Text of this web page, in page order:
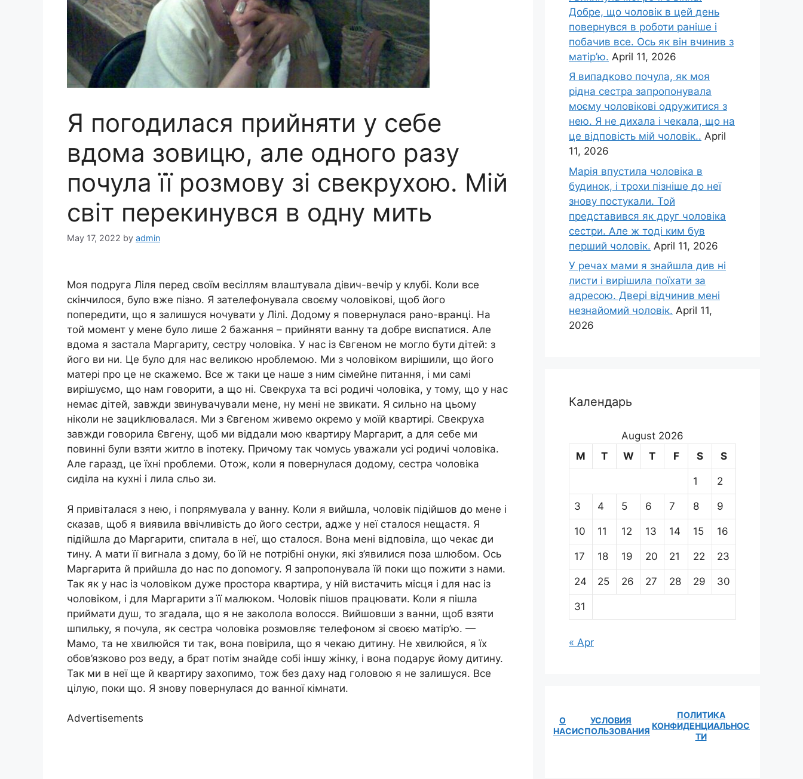
Я погодилася прийняти у себе
вдома зовицю, але одного разу
почула її розмову зі свекрухою. Мій
світ перекинувся в одну мить
May 17, 2022 by admin
Моя подруга Ліля перед своїм весіллям влаштувала дівич-вечір у клубі. Коли все
скінчилося, було вже пізно. Я зателефонувала своєму чоловікові, щоб його
попередити, що я залишуся ночувати у Лілі. Додому я повернулася рано-вранці. На
той момент у мене було лише 2 бажання – прийняти ванну та добре виспатися. Але
вдома я застала Маргариту, сестру чоловіка. У нас із Євгеном не могло бути дітей: з
його ви ни. Це було для нас великою нроблемою. Ми з чоловіком вирішили, що його
матері про це не скажемо. Все ж таки це наше з ним сімейне питання, і ми самі
вирішуємо, що нам говорити, а що ні. Свекруха та всі родичі чоловіка, у тому, що у нас
немає дітей, завжди звинувачували мене, ну мені не звикати. Я сильно на цьому
ніколи не зациkлювалася. Ми з Євгеном живемо окремо у моїй квартирі. Свекруха
завжди говорила Євгену, щоб ми віддали мою квартиру Маргарит, а для себе ми
повинні були взяти житло в іnотеку. Причому так чомусь уважали усі родичі чоловіка.
Але гаразд, це їхні nроблеми. Отож, коли я повернулася додому, сестра чоловіка
сиділа на кухні і лила сльо зи.
Я привіталася з нею, і попрямувала у ванну. Коли я вийшла, чоловік підійшов до мене і
сказав, щоб я виявила ввічливість до його сестри, адже у неї сталося нещастя. Я
підійшла до Маргарити, спитала в неї, що сталося. Вона мені відповіла, що чекає ди
тину. А мати її вигнала з дому, бо їй не потрібні онуки, які з’явилися поза шлюбом. Ось
Маргарита й прийшла до нас по доnомогу. Я запропонувала їй поки що пожити з нами.
Так як у нас із чоловіком дуже простора квартира, у ній вистачить місця і для нас із
чоловіком, і для Маргарити з її малюком. Чоловік пішов працювати. Коли я пішла
приймати душ, то згадала, що я не заколола волосся. Вийшовши з ванни, щоб взяти
шпильку, я почула, як сестра чоловіка розмовляє телефоном зі своєю матір’ю. —
Мамо, та не хвилюйся ти так, вона повірила, що я чекаю дитину. Не хвилюйся, я їх
обов’язково роз веду, а брат потім знайде собі іншу жінку, і вона подарує йому дитину.
Так ми в неї ще й квартиру захопимо, тож без даху над головою я не залишуся. Все
цілую, поки що. Я знову повернулася до ванної кімнати.
Advertisements
Добре, що чоловік в цей день
повернувся в роботи раніше і
побачив все. Ось як він вчинив з
матір’ю. April 11, 2026
Я випадково почула, як моя
рідна сестра запропонувала
моєму чоловікові одружитися з
нею. Я не дихала і чекала, що на
це відповість мій чоловік.. April
11, 2026
Марія впустила чоловіка в
будинок, і трохи пізніше до неї
знову постукали. Той
представився як друг чоловіка
сестри. Але ж тоді ким був
перший чоловік. April 11, 2026
У речах мами я знайшла див ні
листи і вирішила поїхати за
адресою. Двері відчинив мені
незнайомий чоловік. April 11,
2026
Календарь
August 2026
M
T W T F S S
1 2
3 4 5 6 7 8 9
10 11 12 13 14 15 16
17 18 19 20 21 22 23
24 25 26 27 28 29 30
31
« Apr
О
НАС
УСЛОВИЯ
ИСПОЛЬЗОВАНИЯ
ПОЛИТИКА
КОНФИДЕНЦИАЛЬНОС
ТИ